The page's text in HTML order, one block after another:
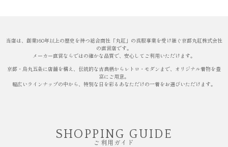
当店は、創業160年以上の歴史を持つ総合商社「丸紅」の呉服事業を受け継ぐ京都丸紅株式会社
の直営店です。
メーカー直営ならではの確かな品質で、安心してご利用いただけます。
京都・烏丸五条に店舗を構え、伝統的な古典柄からレトロ・モダンまで、オリジナル着物を豊
富にご用意。
幅広いラインナップの中から、特別な日を彩るあなただけの一着をお選びいただけます。
SHOPPING GUIDE
ご利用ガイド